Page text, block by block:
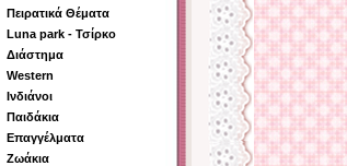
Πειρατικά Θέματα
Luna park - Τσίρκο
Διάστημα
Western
Ινδιάνοι
Παιδάκια
Επαγγέλματα
Ζωάκια